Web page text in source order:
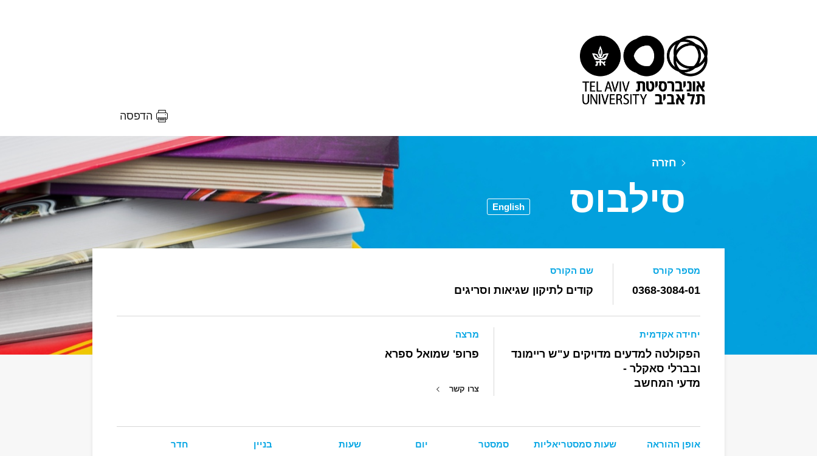
הדפסה
חזרה
סילבוס English
מספר קורס
0368-3084-01
שם הקורס
קודים לתיקון שגיאות וסריגים
יחידה אקדמית
הפקולטה למדעים מדויקים ע"ש ריימונד
ובברלי סאקלר -
מדעי המחשב
מרצה
פרופ' שמואל ספרא
צרו קשר
אופן ההוראה שעות סמסטריאליות סמסטר יום שעות בניין חדר